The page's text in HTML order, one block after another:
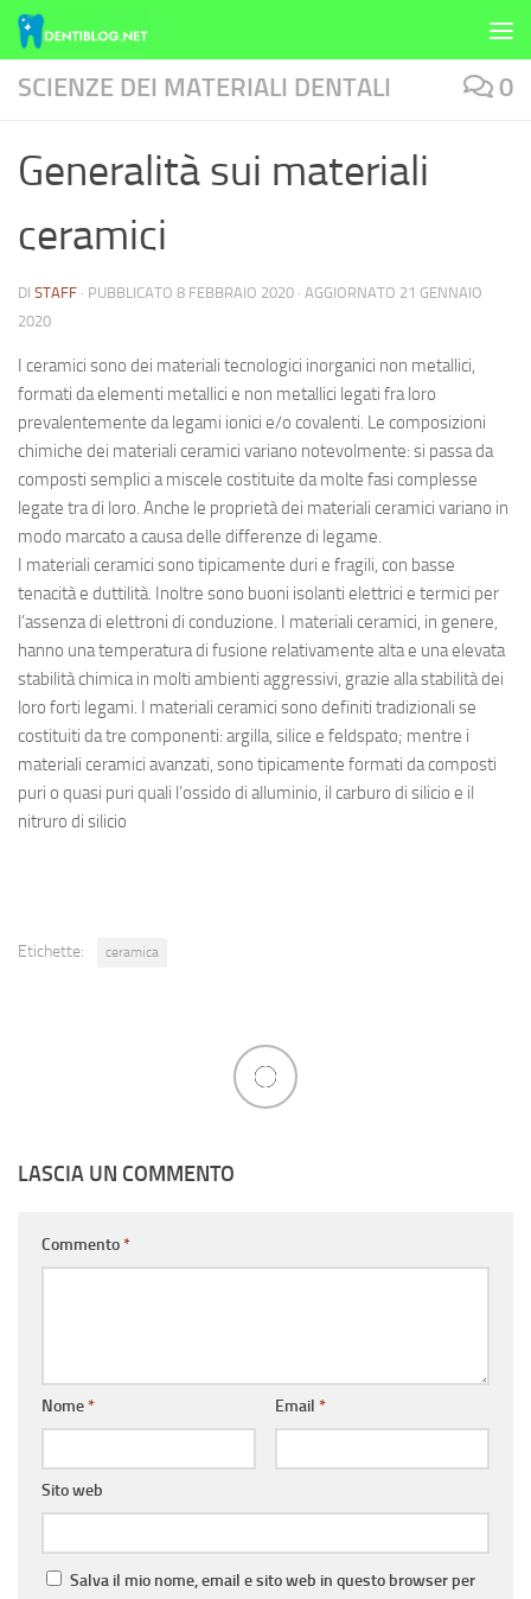
Skip to content
SCIENZE DEI MATERIALI DENTALI 0
Generalità sui materiali
ceramici
DI STAFF · PUBBLICATO 8 FEBBRAIO 2020 · AGGIORNATO 21 GENNAIO
2020
I ceramici sono dei materiali tecnologici inorganici non metallici,
formati da elementi metallici e non metallici legati fra loro
prevalentemente da legami ionici e/o covalenti. Le composizioni
chimiche dei materiali ceramici variano notevolmente: si passa da
composti semplici a miscele costituite da molte fasi complesse
legate tra di loro. Anche le proprietà dei materiali ceramici variano in
modo marcato a causa delle differenze di legame.
I materiali ceramici sono tipicamente duri e fragili, con basse
tenacità e duttilità. Inoltre sono buoni isolanti elettrici e termici per
l’assenza di elettroni di conduzione. I materiali ceramici, in genere,
hanno una temperatura di fusione relativamente alta e una elevata
stabilità chimica in molti ambienti aggressivi, grazie alla stabilità dei
loro forti legami. I materiali ceramici sono definiti tradizionali se
costituiti da tre componenti: argilla, silice e feldspato; mentre i
materiali ceramici avanzati, sono tipicamente formati da composti
puri o quasi puri quali l’ossido di alluminio, il carburo di silicio e il
nitruro di silicio
Etichette: ceramica
LASCIA UN COMMENTO
Commento*
Nome* Email *
Sito web
Salva il mio nome, email e sito web in questo browser per